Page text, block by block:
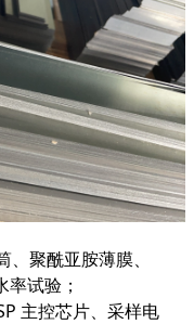
聚酰亚胺薄膜、
试验；
主控芯片、采样电